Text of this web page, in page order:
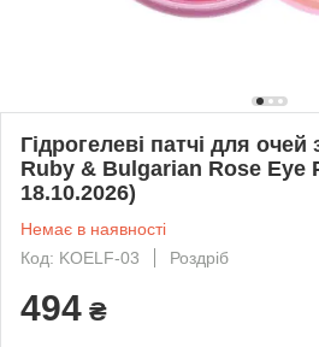
Гідрогелеві патчі для
Ruby & Bulgarian Rose Eye
18.10.2026)
Немає в наявності
Код: KOELF-03
Роздріб
494 ₴